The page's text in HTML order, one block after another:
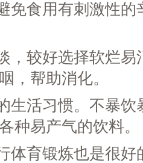
食用有刺激性的
较好选择软烂易
，帮助消化。
活习惯。不暴饮
种易产气的饮料。
育锻炼也是很好